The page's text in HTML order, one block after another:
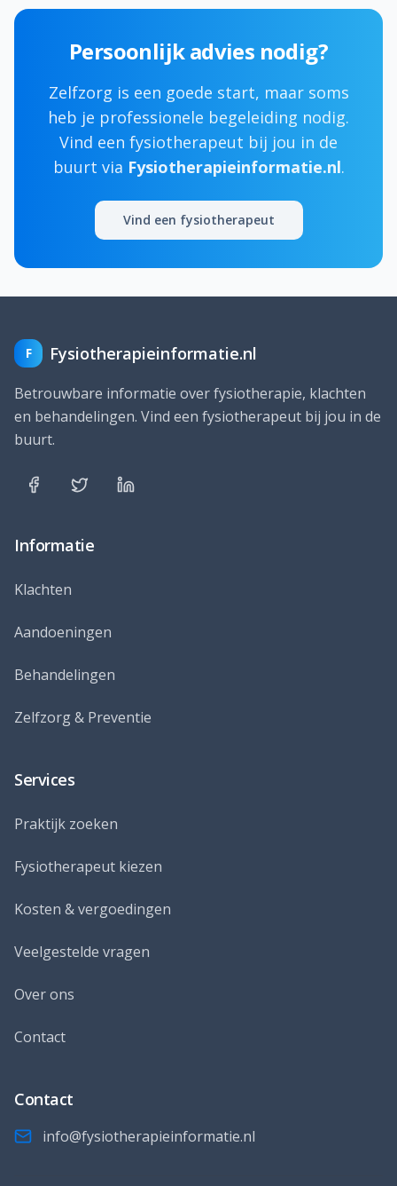
Persoonlijk advies nodig?
Zelfzorg is een goede start, maar soms
heb je professionele begeleiding nodig.
Vind een fysiotherapeut bij jou in de
buurt via Fysiotherapieinformatie.nl.
Vind een fysiotherapeut
F Fysiotherapieinformatie.nl
Betrouwbare informatie over fysiotherapie, klachten
en behandelingen. Vind een fysiotherapeut bij jou in de
buurt.
Informatie
Klachten
Aandoeningen
Behandelingen
Zelfzorg & Preventie
Services
Praktijk zoeken
Fysiotherapeut kiezen
Kosten & vergoedingen
Veelgestelde vragen
Over ons
Contact
Contact
info@fysiotherapieinformatie.nl